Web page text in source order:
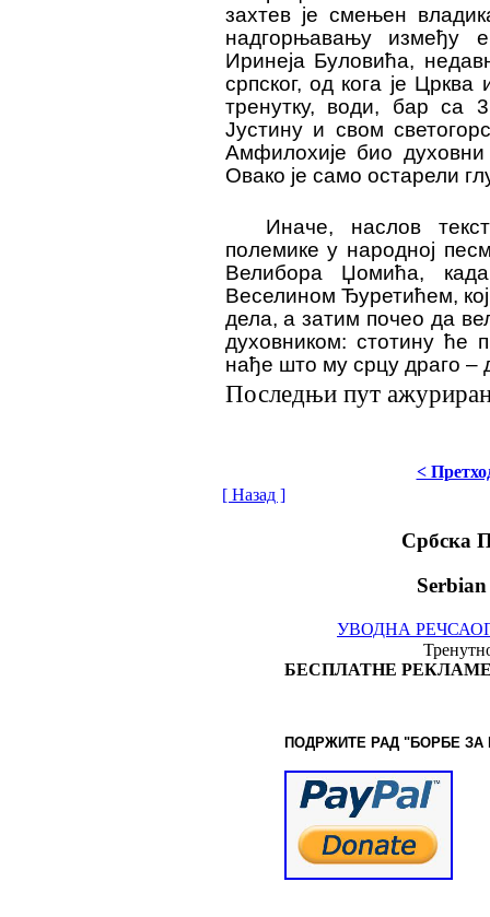
захтев је смењен
надгорњавању између
Иринеја Буловића,
српског, од кога је
тренутку, води, бар са
Јустину и свом
Амфилохије био
Овако је само остарели
Иначе, наслов
полемике у народној
Велибора Џомића,
Веселином Ђуретићем,
дела, а затим почео да
духовником: стотину ће
нађе што му срцу драго –
Последњи пут
<
[ Назад ]
Србска
УВОДНА РЕЧ
БЕСПЛАТНЕ
ПОДРЖИТЕ РАД "БОРБЕ ЗА